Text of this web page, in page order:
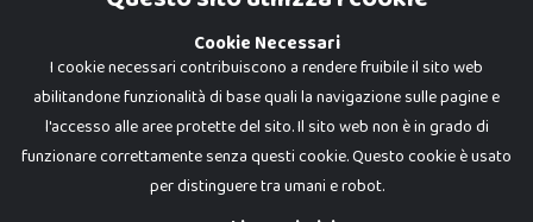
Cookie Necessari
I cookie necessari contribuiscono a rendere fruibile il sito web
abilitandone funzionalità di base quali la navigazione sulle pagine e
l'accesso alle aree protette del sito. Il sito web non è in grado di
funzionare correttamente senza questi cookie. Questo cookie è usato
per distinguere tra umani e robot.